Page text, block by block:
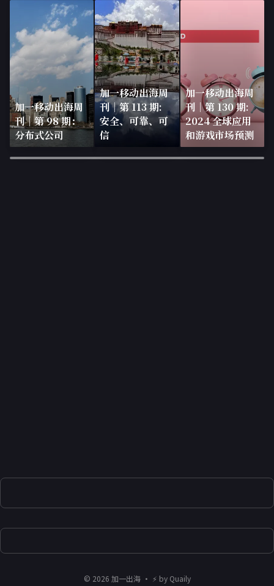
加一移动出海周
刊｜第 98 期：
分布式公司
加一移动出海周
刊｜第 113 期:
安全、可靠、可
信
加一移动出海周
刊｜第 130 期:
2024 全球应用
和游戏市场预测
© 2026 加一出海・ ⚡ by Quaily